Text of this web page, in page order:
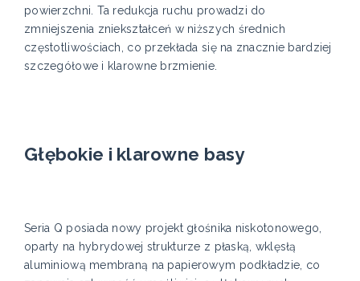
powierzchni. Ta redukcja ruchu prowadzi do
zmniejszenia zniekształceń w niższych średnich
częstotliwościach, co przekłada się na znacznie bardziej
szczegółowe i klarowne brzmienie.
Głębokie i klarowne basy
Seria Q posiada nowy projekt głośnika niskotonowego,
oparty na hybrydowej strukturze z płaską, wklęsłą
aluminiową membraną na papierowym podkładzie, co